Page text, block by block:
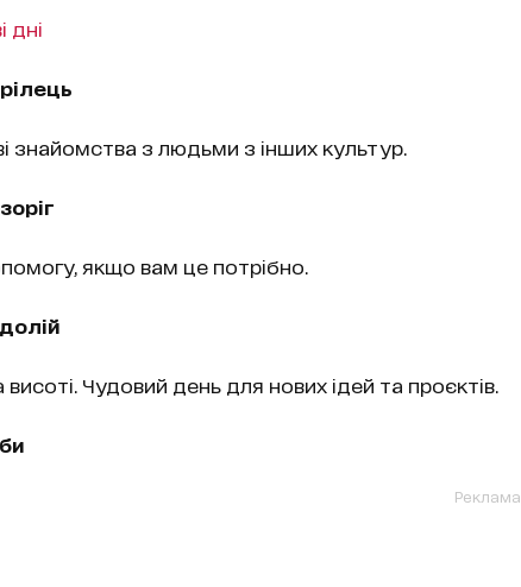
дні
знайомства з людьми з інших культур.
якщо вам це потрібно.
Чудовий день для нових ідей та проєктів.
Реклама